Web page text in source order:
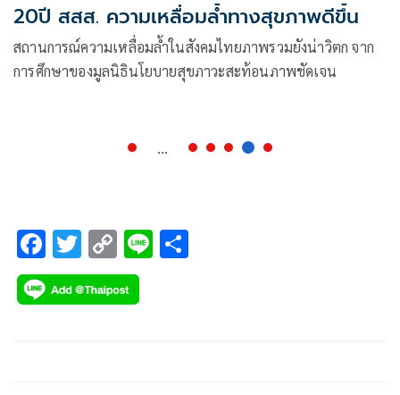
20ปี สสส. ความเหลื่อมล้ำทางสุขภาพดีขึ้น
สถานการณ์ความเหลื่อมล้ำในสังคมไทยภาพรวมยังน่าวิตก จาก
การศึกษาของมูลนิธินโยบายสุขภาวะสะท้อนภาพชัดเจน
...
F
ac
e
T
wi
tt
C
o
p
Li